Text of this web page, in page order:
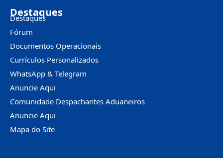
Destaques
Destaques
Fórum
Documentos Operacionais
Currículos Personalizados
WhatsApp & Telegram
Anuncie Aqui
Comunidade Despachantes Aduaneiros
Anuncie Aqui
Mapa do Site